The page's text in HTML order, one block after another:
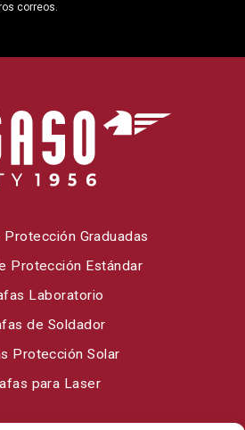
correos.
Protección Graduadas
Protección Estándar
Laboratorio
de Soldador
Protección Solar
para Laser